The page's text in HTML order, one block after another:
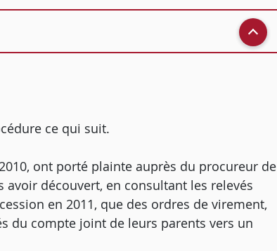
ce qui suit.
ont porté plainte auprès du procureur de
avoir découvert, en consultant les relevés
en 2011, que des ordres de virement,
du compte joint de leurs parents vers un